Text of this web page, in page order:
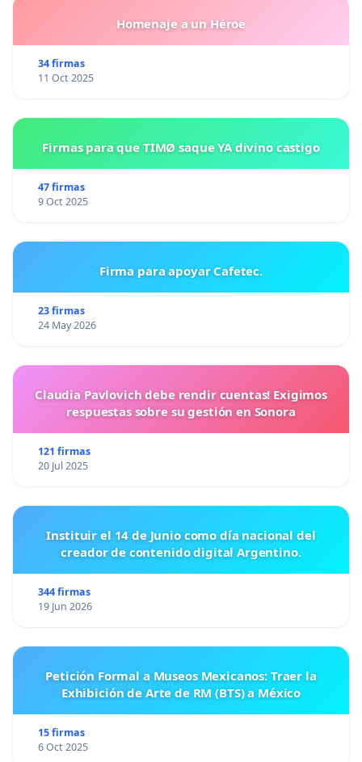
Homenaje a un Héroe
34 firmas
11 Oct 2025
Firmas para que TIMØ saque YA divino castigo
47 firmas
9 Oct 2025
Firma para apoyar Cafetec.
23 firmas
24 May 2026
Claudia Pavlovich debe rendir cuentas! Exigimos
respuestas sobre su gestión en Sonora
121 firmas
20 Jul 2025
Instituir el 14 de Junio como día nacional del
creador de contenido digital Argentino.
344 firmas
19 Jun 2026
Petición Formal a Museos Mexicanos: Traer la
Exhibición de Arte de RM (BTS) a México
15 firmas
6 Oct 2025